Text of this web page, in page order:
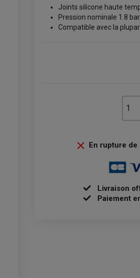
Joints silicone haute
Pression nominale 1.8 bar.
Compatible avec la
 En rupture de
Livraison
Paiement